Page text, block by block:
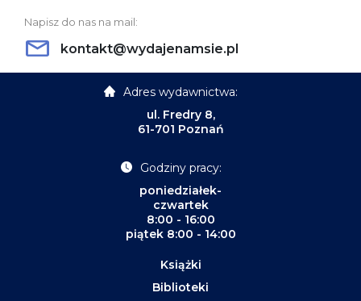
Napisz do nas na mail:
kontakt@wydajenamsie.pl
Adres wydawnictwa:
ul. Fredry 8,
61-701 Poznań
Godziny pracy:
poniedziałek-
czwartek
8:00 - 16:00
piątek 8:00 - 14:00
Książki
Biblioteki